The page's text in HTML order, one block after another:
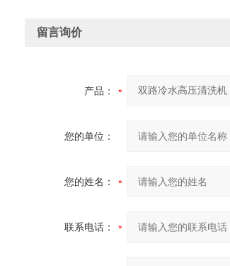
留言询价
产品：
您的单位：
您的姓名：
联系电话：